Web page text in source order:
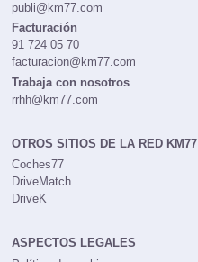
publi@km77.com
Facturación
91 724 05 70
facturacion@km77.com
Trabaja con nosotros
rrhh@km77.com
OTROS SITIOS DE LA RED KM77
Coches77
DriveMatch
DriveK
ASPECTOS LEGALES